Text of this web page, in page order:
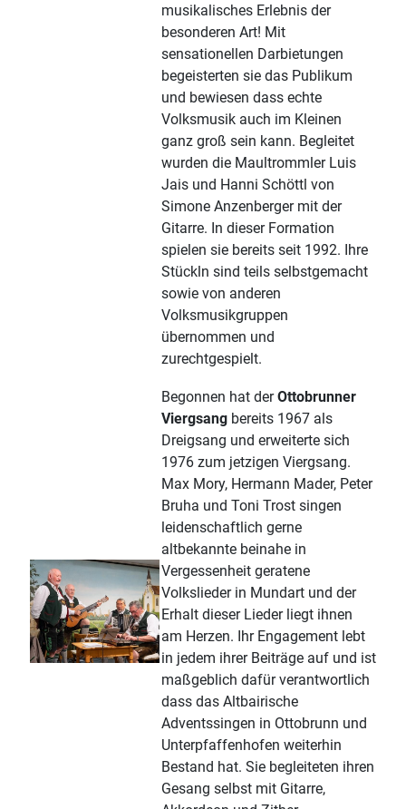
musikalisches Erlebnis der
besonderen Art! Mit
sensationellen Darbietungen
begeisterten sie das Publikum
und bewiesen dass echte
Volksmusik auch im Kleinen
ganz groß sein kann. Begleitet
wurden die Maultrommler Luis
Jais und Hanni Schöttl von
Simone Anzenberger mit der
Gitarre. In dieser Formation
spielen sie bereits seit 1992. Ihre
Stückln sind teils selbstgemacht
sowie von anderen
Volksmusikgruppen
übernommen und
zurechtgespielt.
Begonnen hat derOttobrunner
Viergsang bereits 1967 als
Dreigsang und erweiterte sich
1976 zum jetzigen Viergsang.
Max Mory, Hermann Mader, Peter
Bruha und Toni Trost singen
leidenschaftlich gerne
altbekannte beinahe in
Vergessenheit geratene
Volkslieder in Mundart und der
Erhalt dieser Lieder liegt ihnen
am Herzen. Ihr Engagement lebt
in jedem ihrer Beiträge auf und ist
maßgeblich dafür verantwortlich
dass das Altbairische
Adventssingen in Ottobrunn und
Unterpfaffenhofen weiterhin
Bestand hat. Sie begleiteten ihren
Gesang selbst mit Gitarre,